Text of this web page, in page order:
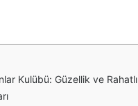
Kulübü: Güzellik ve